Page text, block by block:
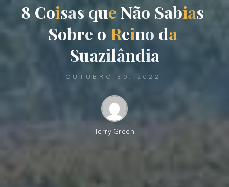
8 Coisas que Não Sabias
Sobre o Reino da
Suazilândia
OUTUBRO 30, 2022
Terry Green